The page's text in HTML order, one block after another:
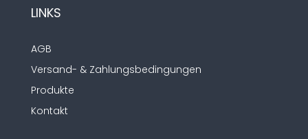
LINKS
AGB
Versand- & Zahlungsbedingungen
Produkte
Kontakt